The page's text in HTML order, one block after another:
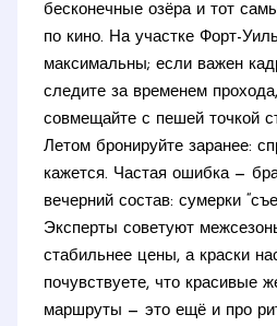
бесконечные озёра и тот
по кино. На участке Форт-
максимальны; если важен
следите за временем
совмещайте с пешей точкой
Летом бронируйте заранее:
кажется. Частая ошибка —
вечерний состав: сумерки
Эксперты советуют
стабильнее цены, а краски
почувствуете, что красивые
маршруты — это ещё и про